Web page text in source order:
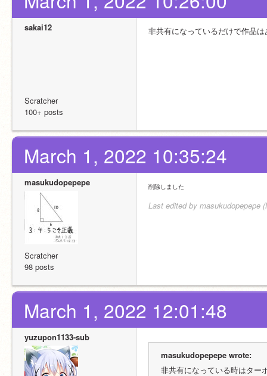
sakai12
Scratcher
100+ posts
非共有になっているだけで作品
March 1, 2022 10:35:24
masukudopepepe
Scratcher
98 posts
削除しました
Last edited by masukudopepepe
March 1, 2022 12:01:48
yuzupon1133-sub
masukudopepepe wrote:
非共有になっている時はター